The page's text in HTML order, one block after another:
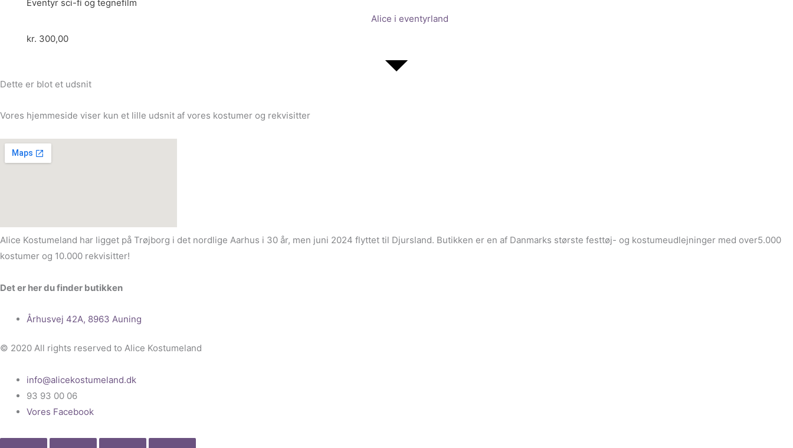
Eventyr sci-fi og tegnefilm
Alice i eventyrland
kr. 300,00
Dette er blot et udsnit
Vores hjemmeside viser kun et lille udsnit af vores kostumer og rekvisitter
Alice Kostumeland har ligget på Trøjborg i det nordlige Aarhus i 30 år, men juni 2024 flyttet til Djursland. Butikken er en af Danmarks største festtøj- og kostumeudlejninger med over5.000
kostumer og 10.000 rekvisitter!
Det er her du finder butikken
Århusvej 42A, 8963 Auning
© 2020 All rights reserved to Alice Kostumeland
info@alicekostumeland.dk
93 93 00 06
Vores Facebook